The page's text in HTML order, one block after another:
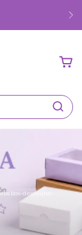
desayuno-